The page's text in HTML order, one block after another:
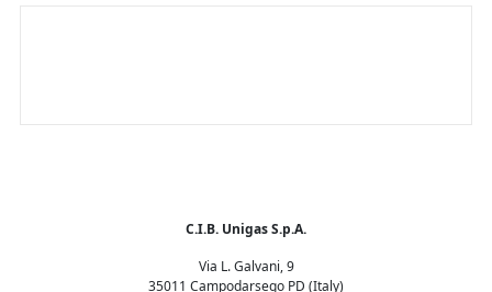
C.I.B. Unigas S.p.A.
Via L. Galvani, 9
35011 Campodarsego PD (Italy)